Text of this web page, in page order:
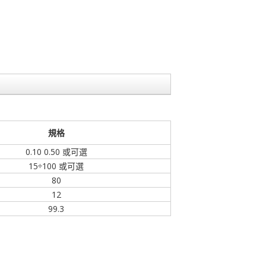
規格
0.10 0.50 或可選
15÷100 或可選
80
12
99.3